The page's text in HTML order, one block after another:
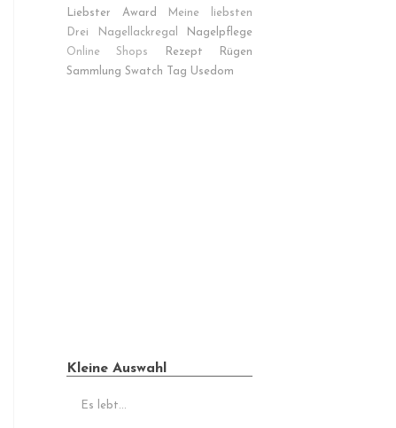
Liebster Award
Meine liebsten
Drei
Nagellackregal
Nagelpflege
Online Shops
Rezept
Rügen
Sammlung Swatch Tag Usedom
Kleine Auswahl
Es lebt...